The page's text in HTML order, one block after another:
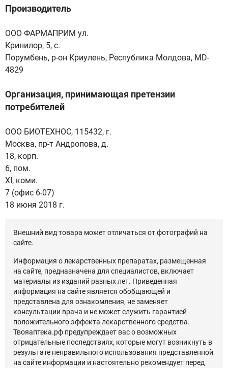
Производитель
ООО ФАРМАПРИМ ул.
Кринилор, 5, с.
Порумбень, p-он Криулень, Республика Молдова, MD-
4829
Организация, принимающая претензии
потребителей
ООО БИОТЕХНОС, 115432, г.
Москва, пр-т Андропова, д.
18, корп.
6, пом.
XI, коми.
7 (офис 6-07)
18 июня 2018 г.
Внешний вид товара может отличаться от фотографий на
сайте.
Информация о лекарственных препаратах, размещенная
на сайте, предназначена для специалистов, включает
материалы из изданий разных лет. Приведенная
информация на сайте является обобщающей и
представлена для ознакомления, не заменяет
консультации врача и не может служить гарантией
положительного эффекта лекарственного средства.
Твояаптека.рф предупреждает вас о возможных
отрицательные последствиях, которые могут возникнуть в
результате неправильного использования представленной
на сайте информации и настоятельно рекомендует перед